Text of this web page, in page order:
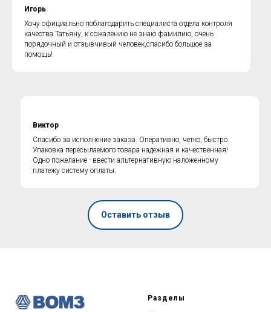
Игорь
Хочу официально поблагодарить специалиста отдела контроля
качества Татьяну, к сожалению не знаю фамилию, очень
порядочный и отзывчивый человек,спасибо большое за
помощь!
Виктор
Спасибо за исполнение заказа. Оперативно, четко, быстро.
Упаковка пересылаемого товара надежная и качественная!
Одно пожелание - ввести альтернативную наложенному
платежу систему оплаты.
Оставить отзыв
Разделы